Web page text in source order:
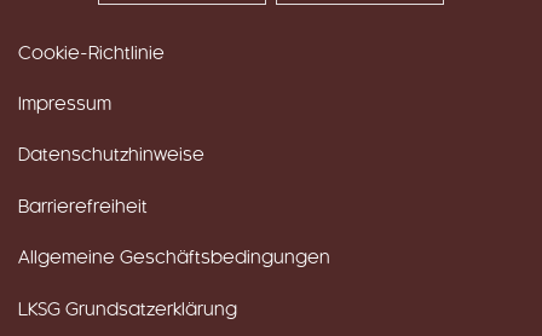
Cookie-Richtlinie
Impressum
Datenschutzhinweise
Barrierefreiheit
Allgemeine Geschäftsbedingungen
LKSG Grundsatzerklärung